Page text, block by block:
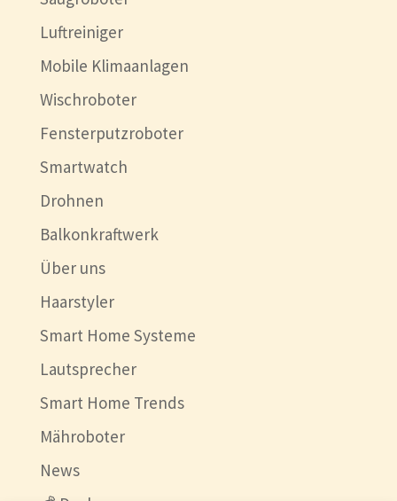
Luftreiniger
Mobile Klimaanlagen
Wischroboter
Fensterputzroboter
Smartwatch
Drohnen
Balkonkraftwerk
Über uns
Haarstyler
Smart Home Systeme
Lautsprecher
Smart Home Trends
Mähroboter
News